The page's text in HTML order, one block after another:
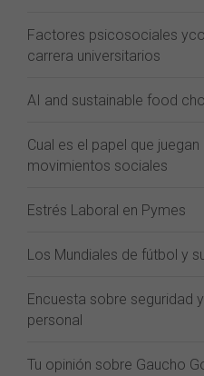
Factores psicosociales
carrera universitarios
AI and sustainable food
Cual es el papel que
movimientos sociales
Estrés Laboral en Pymes
Los Mundiales de fútbol y
Encuesta sobre seguridad
personal
Tu opinión sobre Gaucho